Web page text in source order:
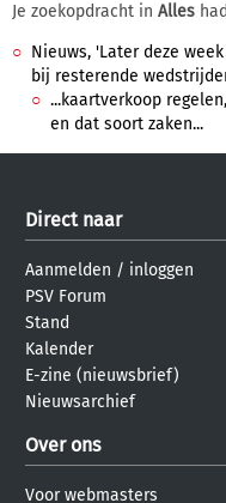
Je zoekopdracht in Alles had
Nieuws, 'Later deze
bij resterende
...kaartverkoop
en dat soort zaken...
Direct naar
Aanmelden / inloggen
PSV Forum
Stand
Kalender
E-zine (nieuwsbrief)
Nieuwsarchief
Over ons
Voor webmasters